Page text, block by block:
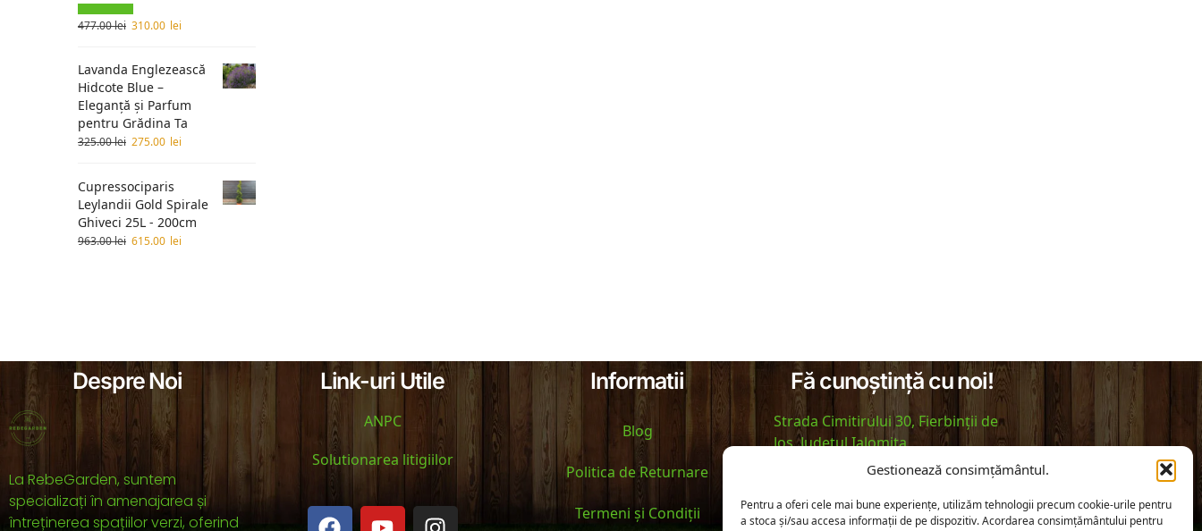
Gestionează consimțământul.
Pentru a oferi cele mai bune experiențe, utilizăm tehnologii precum cookie-urile pentru
a stoca și/sau accesa informații de pe dispozitiv. Acordarea consimțământului pentru
477.00lei 310.00 lei
Lavanda Englezească
Hidcote Blue –
Eleganță și Parfum
pentru Grădina Ta
325.00lei 275.00 lei
Cupressociparis
Leylandii Gold Spirale
Ghiveci 25L - 200cm
963.00lei 615.00 lei
Despre Noi
La RebeGarden, suntem
specializați în amenajarea și
întreținerea spațiilor verzi, oferind
Link-uri Utile
ANPC
Solutionarea litigiilor
Informatii
Blog
Politica de Returnare
Termeni și Condiții
Fă cunoștință cu noi!
Strada Cimitirului 30, Fierbinții de
Jos, Judetul Ialomita
Email :contact@rebegarden.ro